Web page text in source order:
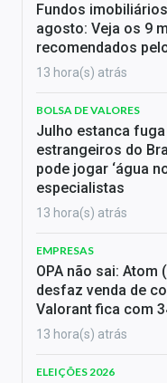
Fundos
agosto: Veja os 9
recomendados
13 hora(s) atrás
BOLSA DE VALORES
Julho estanca
estrangeiros do
pode jogar ‘água
especialistas
13 hora(s) atrás
EMPRESAS
OPA não sai: Atom
desfaz venda de
Valorant fica com
13 hora(s) atrás
ELEIÇÕES 2026